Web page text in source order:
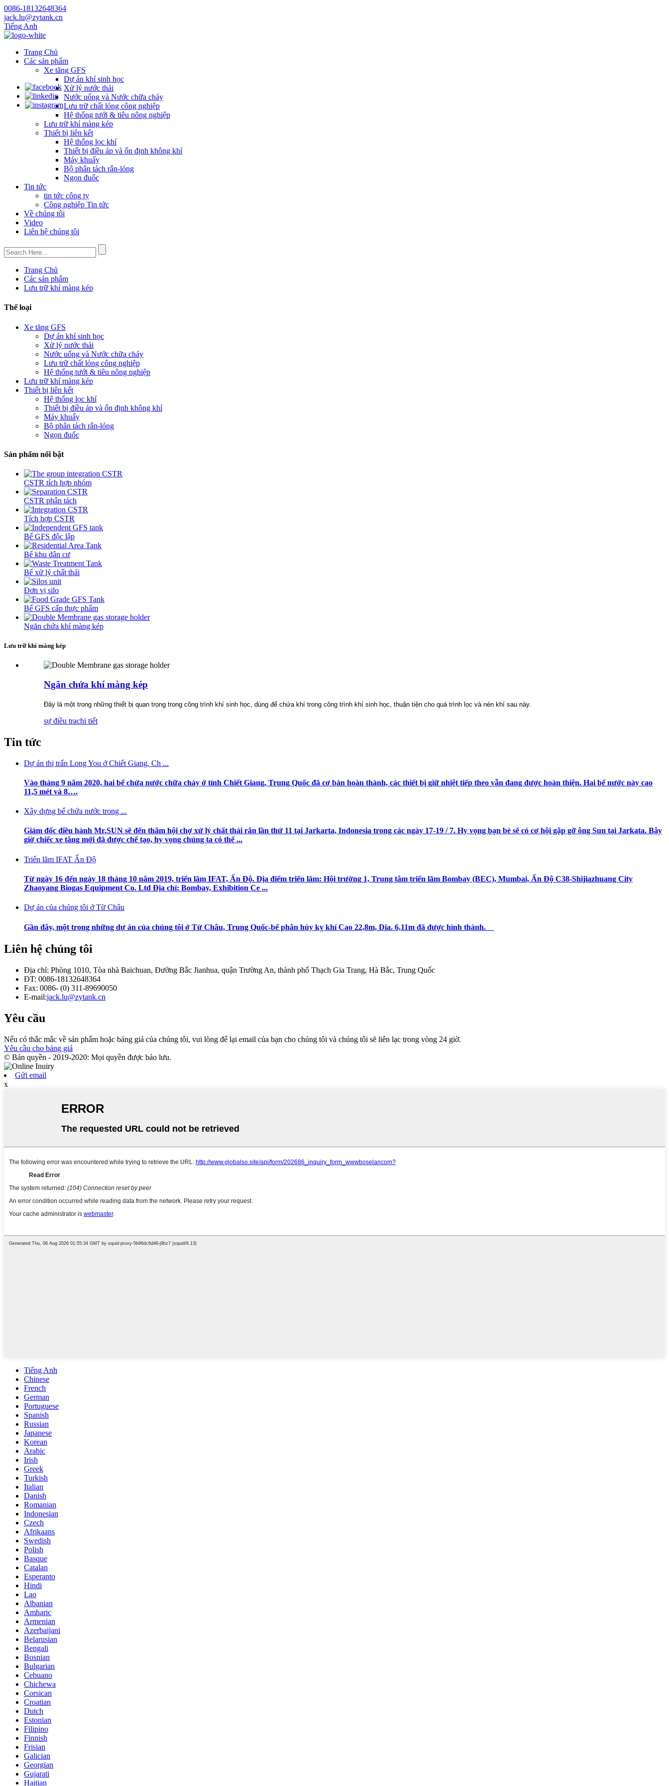
0086-18132648364
jack.lu@zytank.cn
Tiếng Anh
Trang Chủ
Các sản phẩm
Xe tăng GFS
Dự án khí sinh học
Xử lý nước thải
Nước uống và Nước chữa cháy
Lưu trữ chất lỏng công nghiệp
Hệ thống tưới & tiêu nông nghiệp
Lưu trữ khí màng kép
Thiết bị liên kết
Hệ thống lọc khí
Thiết bị điều áp và ổn định không khí
Máy khuấy
Bộ phân tách rắn-lỏng
Ngọn đuốc
Tin tức
tin tức công ty
Công nghiệp Tin tức
Về chúng tôi
Video
Liên hệ chúng tôi
Trang Chủ
Các sản phẩm
Lưu trữ khí màng kép
Thể loại
Xe tăng GFS
Dự án khí sinh học
Xử lý nước thải
Nước uống và Nước chữa cháy
Lưu trữ chất lỏng công nghiệp
Hệ thống tưới & tiêu nông nghiệp
Lưu trữ khí màng kép
Thiết bị liên kết
Hệ thống lọc khí
Thiết bị điều áp và ổn định không khí
Máy khuấy
Bộ phân tách rắn-lỏng
Ngọn đuốc
Sản phẩm nổi bật
CSTR tích hợp nhóm
CSTR phân tách
Tích hợp CSTR
Bể GFS độc lập
Bể khu dân cư
Bể xử lý chất thải
Đơn vị silo
Bể GFS cấp thực phẩm
Ngăn chứa khí màng kép
Lưu trữ khí màng kép
Ngăn chứa khí màng kép
Đây là một trong những thiết bị quan trọng trong công trình khí sinh học, dùng để chứa khí trong công trình khí sinh học, thuận tiện cho quá trình lọc và nén khí sau này.
sự điều trachi tiết
Tin tức
Dự án thị trấn Long You ở Chiết Giang, Ch ...
Vào tháng 9 năm 2020, hai bể chứa nước chữa cháy ở tỉnh Chiết Giang, Trung Quốc đã cơ bản hoàn thành, các thiết bị giữ nhiệt tiếp theo vẫn đang được hoàn thiện. Hai bể nước này cao
11,5 mét và 8….
Xây dựng bể chứa nước trong ...
Giám đốc điều hành Mr.SUN sẽ đến thăm hội chợ xử lý chất thải rắn lần thứ 11 tại Jarkarta, Indonesia trong các ngày 17-19 / 7. Hy vọng bạn bè sẽ có cơ hội gặp gỡ ông Sun tại Jarkata. Bây
giờ chiếc xe tăng mới đã được chế tạo, hy vọng chúng ta có thể ...
Triển lãm IFAT Ấn Độ
Từ ngày 16 đến ngày 18 tháng 10 năm 2019, triển lãm IFAT, Ấn Độ. Địa điểm triển lãm: Hội trường 1, Trung tâm triển lãm Bombay (BEC), Mumbai, Ấn Độ C38-Shijiazhuang City
Zhaoyang Biogas Equipment Co. Ltd Địa chỉ: Bombay, Exhibition Ce ...
Dự án của chúng tôi ở Từ Châu
Gần đây, một trong những dự án của chúng tôi ở Từ Châu, Trung Quốc-bể phân hủy kỵ khí Cao 22,8m, Dia. 6,11m đã được hình thành.
Liên hệ chúng tôi
Địa chỉ: Phòng 1010, Tòa nhà Baichuan, Đường Bắc Jianhua, quận Trường An, thành phố Thạch Gia Trang, Hà Bắc, Trung Quốc
ĐT: 0086-18132648364
Fax: 0086- (0) 311-89690050
E-mail:jack.lu@zytank.cn
Yêu cầu
Nếu có thắc mắc về sản phẩm hoặc bảng giá của chúng tôi, vui lòng để lại email của bạn cho chúng tôi và chúng tôi sẽ liên lạc trong vòng 24 giờ.
Yêu cầu cho bảng giá
© Bản quyền - 2019-2020: Mọi quyền được bảo lưu.
Gửi email
x
Tiếng Anh
Chinese
French
German
Portuguese
Spanish
Russian
Japanese
Korean
Arabic
Irish
Greek
Turkish
Italian
Danish
Romanian
Indonesian
Czech
Afrikaans
Swedish
Polish
Basque
Catalan
Esperanto
Hindi
Lao
Albanian
Amharic
Armenian
Azerbaijani
Belarusian
Bengali
Bosnian
Bulgarian
Cebuano
Chichewa
Corsican
Croatian
Dutch
Estonian
Filipino
Finnish
Frisian
Galician
Georgian
Gujarati
Haitian